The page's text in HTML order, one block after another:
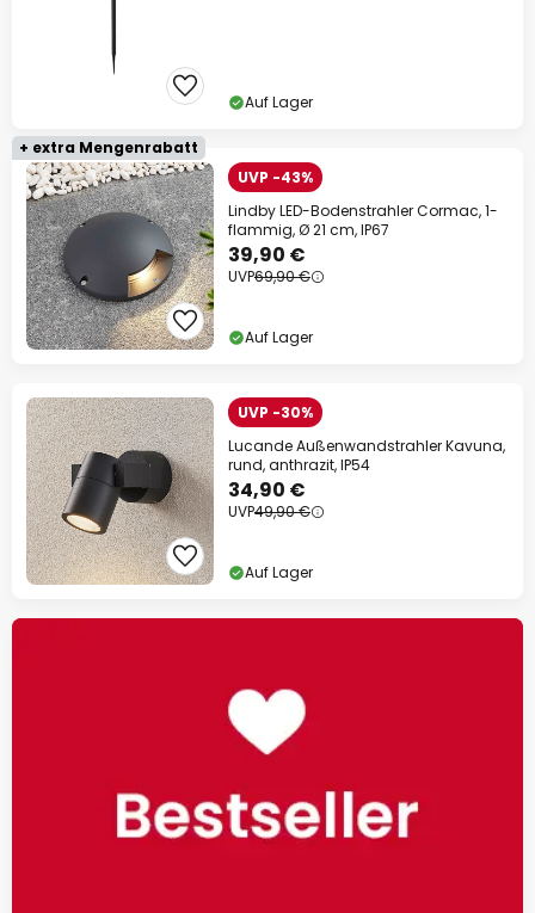
Auf Lager
+ extra Mengenrabatt
UVP -43%
Lindby LED-Bodenstrahler Cormac, 1-
flammig, Ø 21 cm, IP67
39,90 €
UVP69,90 €
Auf Lager
UVP -30%
Lucande Außenwandstrahler Kavuna,
rund, anthrazit, IP54
34,90 €
UVP49,90 €
Auf Lager